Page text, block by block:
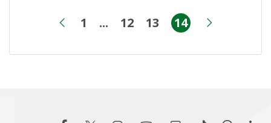
Página anterior
Página
1 ...Páginas intermediárias
Página
12 Página
13 Página
14